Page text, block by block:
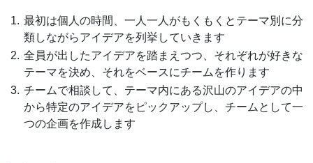
最初は個人の時間、一人一人がもくもくとテーマ別に分
類しながらアイデアを列挙していきます
全員が出したアイデアを踏まえつつ、それぞれが好きな
テーマを決め、それをベースにチームを作ります
チームで相談して、テーマ内にある沢山のアイデアの中
から特定のアイデアをピックアップし、チームとして一
つの企画を作成します